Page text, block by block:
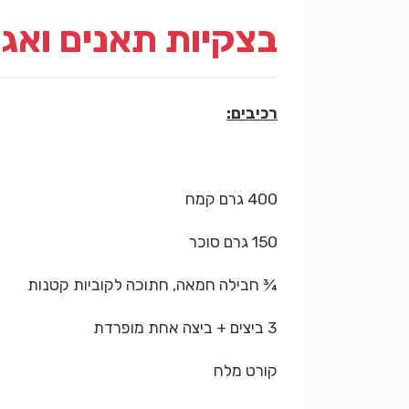
בצקיות תאנים
רכיבים:
400 גרם קמח
150 גרם סוכר
¾ חבילה חמאה, חתוכה לקוביות קטנות
3 ביצים + ביצה אחת מופרדת
קורט מלח